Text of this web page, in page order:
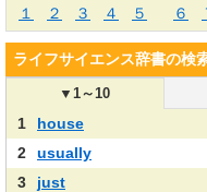
１
２ ３ ４ ５ ６
ライフサイエンス辞書の検
▼1～10
1
house
2
usually
3
just